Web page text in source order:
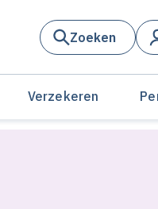
Zoeken
Verzekeren